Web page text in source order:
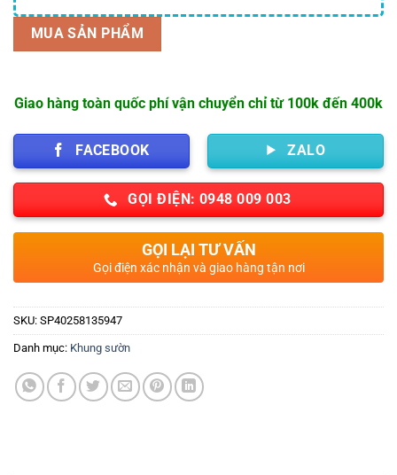
MUA SẢN PHẨM
Giao hàng toàn quốc phí vận chuyển chỉ từ 100k đến 400k
FACEBOOK ZALO
GỌI ĐIỆN: 0948 009 003
GỌI LẠI TƯ VẤN
Gọi điện xác nhận và giao hàng tận nơi
SKU: SP40258135947
Danh mục: Khung sườn